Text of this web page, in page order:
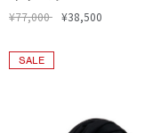
¥77,000 ¥38,500
SALE